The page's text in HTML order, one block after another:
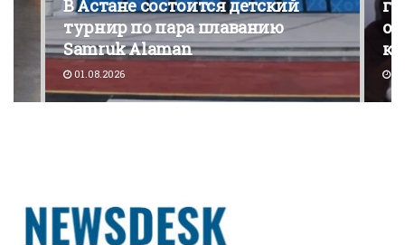
В Астане состоится детский
турнир по пара плаванию
Samruk Alaman
01.08.2026